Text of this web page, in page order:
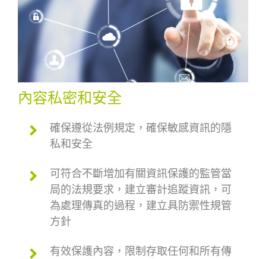
內容私密和安全
確保遵從法例規定，確保敏感資訊的隱
私和安全
可符合不斷增加有關資訊保護的監管當
局的法規要求，建立審計追蹤資訊，可
為處理傳真的過程，建立具防禦性規管
方針
有效保護內容，限制存取任何和所有傳